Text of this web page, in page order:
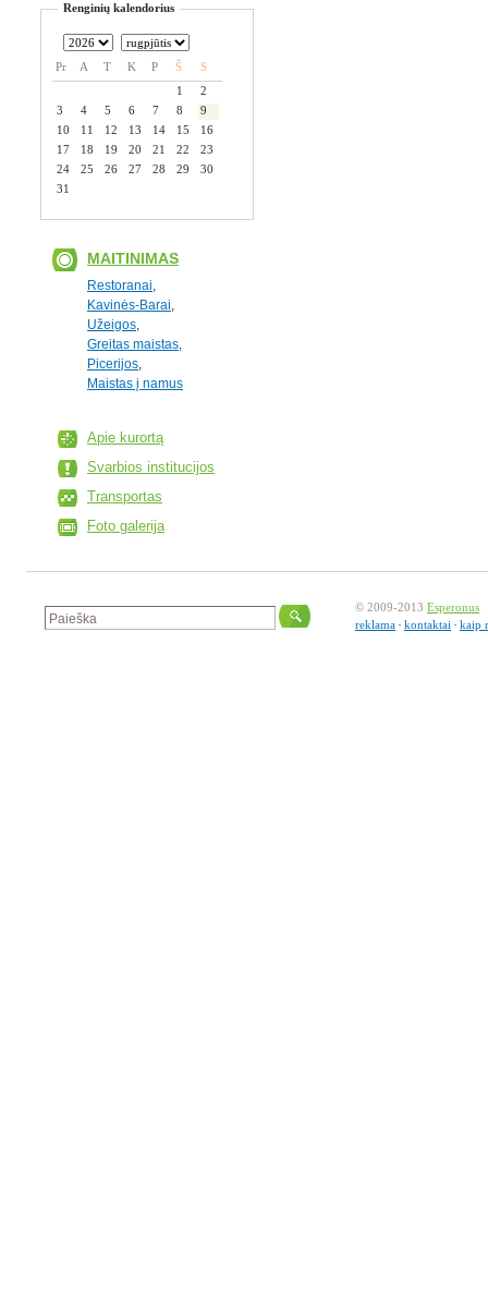
Renginių kalendorius
Pr A T K P Š
S
1
2
3
4 5 6 7 8
9
10
11 12 13 14 15
16
17
18 19 20 21 22
23
24
25 26 27 28 29
30
31
MAITINIMAS
Restoranai,
Kavinės-Barai,
Užeigos,
Greitas maistas,
Picerijos,
Maistas į namus
Apie kurortą
Svarbios institucijos
Transportas
Foto galerija
© 2009-2013 Esperonus
reklama
kontaktai kaip